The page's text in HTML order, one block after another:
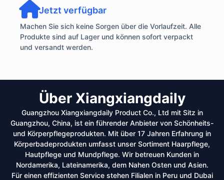
Jetzt verfügbar
Machen Sie sich keine Sorgen über die Vorlaufzeit. Alle
Produkte sind auf Lager und können sofort verpackt
und versandt werden.
Über Xiangxiangdaily
Guangzhou Xiangxiangdaily Product Co., Ltd mit Sitz in
Guangzhou, China, ist ein führender Anbieter von Schönheits-
und Körperpflegeprodukten. Mit über 17 Jahren Erfahrung in
Körperbadeprodukten umfasst unser Sortiment Haarpflege,
Hautpflege und Mundpflege. Wir betreuen Kunden in
Nordamerika, Lateinamerika, dem Nahen Osten und Asien.
Für einen effizienten Service stehen Filialen in Peru und Dubai